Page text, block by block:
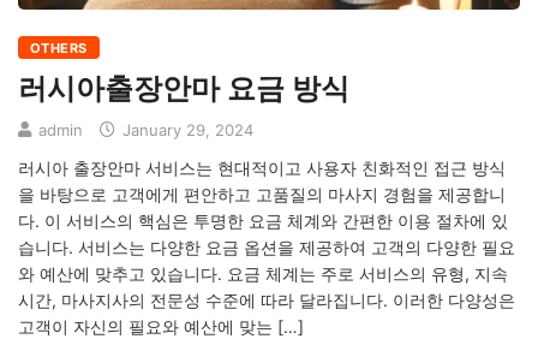
OTHERS
러시아출장안마 요금 방식
admin January 29, 2024
러시아 출장안마 서비스는 현대적이고 사용자 친화적인 접근 방식
을 바탕으로 고객에게 편안하고 고품질의 마사지 경험을 제공합니
다. 이 서비스의 핵심은 투명한 요금 체계와 간편한 이용 절차에 있
습니다. 서비스는 다양한 요금 옵션을 제공하여 고객의 다양한 필요
와 예산에 맞추고 있습니다. 요금 체계는 주로 서비스의 유형, 지속
시간, 마사지사의 전문성 수준에 따라 달라집니다. 이러한 다양성은
고객이 자신의 필요와 예산에 맞는 […]